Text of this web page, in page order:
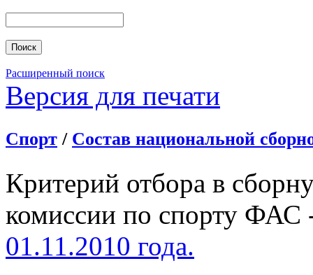
Расширенный поиск
Версия для печати
Спорт / Состав национальной
Критерий отбора в
комиссии по спорту
01.11.2010 года.